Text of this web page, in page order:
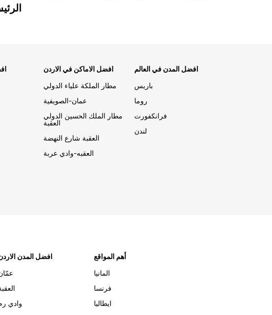
افضل الاماكن في الاردن
مطار الملكة علياء الدولي
عمان-الصويفية
مطار الملك الحسين الدولي
العقبة
العقبة شارع النهضة
العقبه-وادي عربة
افضل المدن في العالم
باريس
روما
فرانكفورت
لندن
افضل المدن
وادي
أهم المواقع
المانيا
فرنسا
ايطاليا